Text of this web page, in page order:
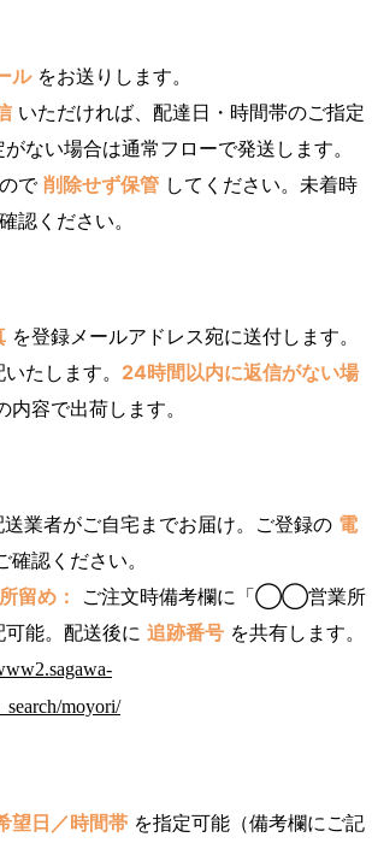
ルをお送りします。
いただければ、配達日・時間帯のご指定
ない場合は通常フローで発送します。
で 削除せず保管 してください。未着時
認ください。
を登録メールアドレス宛に送付します。
たします。 24時間以内に返信がない場
容で出荷します。
送業者がご自宅までお届け。ご登録の 電
確認ください。
留め：
ご注文時備考欄に「◯◯営業所
能。配送後に 追跡番号 を共有します。
moyori/
望日／時間帯 を指定可能（備考欄にご記